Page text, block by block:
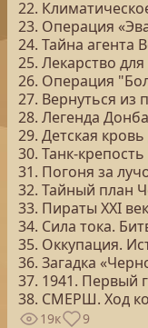
22.
23. Операция
24. Тайна агента
25. Лекарство
26. Операция
27. Вернуться из
28. Легенда
29. Детская
30. Танк-крепость
31. Погоня за
32. Тайный план
33. Пираты ХХI
34. Сила тока.
35. Оккупация.
36. Загадка
37. 1941. Первый
38. СМЕРШ. Ход
19к 9